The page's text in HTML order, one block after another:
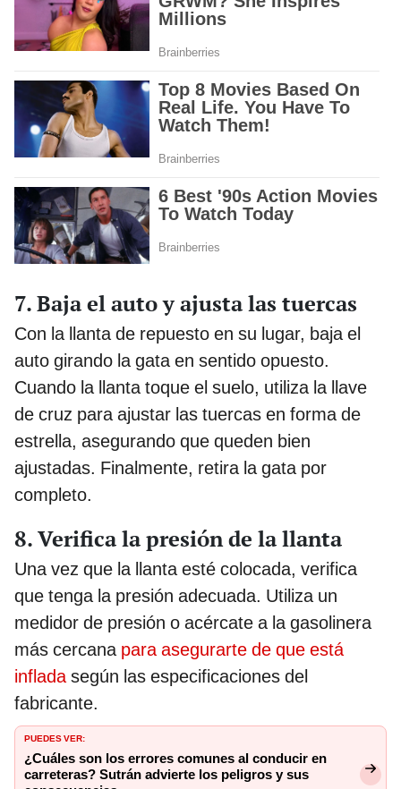
7. Baja el auto y ajusta las tuercas
Con la llanta de repuesto en su lugar, baja el
auto girando la gata en sentido opuesto.
Cuando la llanta toque el suelo, utiliza la llave
de cruz para ajustar las tuercas en forma de
estrella, asegurando que queden bien
ajustadas. Finalmente, retira la gata por
completo.
8. Verifica la presión de la llanta
Una vez que la llanta esté colocada, verifica
que tenga la presión adecuada. Utiliza un
medidor de presión o acércate a la gasolinera
más cercana para asegurarte de que está
inflada según las especificaciones del
fabricante.
PUEDES VER:
¿Cuáles son los errores comunes al conducir en
carreteras? Sutrán advierte los peligros y sus